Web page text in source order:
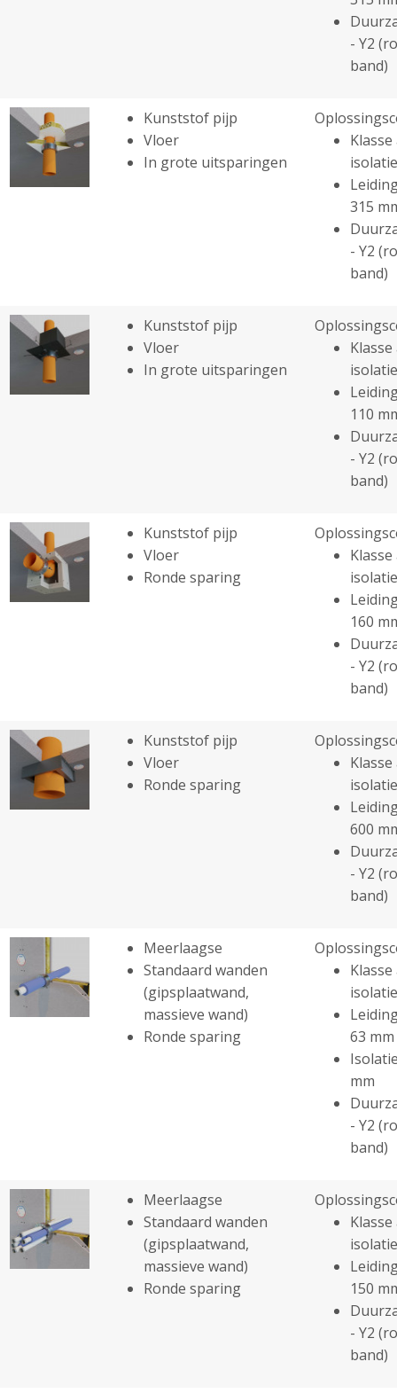
- Y2
band)
Kunststof pijp
Vloer
In grote uitsparingen
315
- Y2
band)
Kunststof pijp
Vloer
In grote uitsparingen
110
- Y2
band)
Kunststof pijp
Vloer
Ronde sparing
160
- Y2
band)
Kunststof pijp
Vloer
Ronde sparing
600
- Y2
band)
Meerlaagse
Standaard wanden
(gipsplaatwand,
massieve wand)
Ronde sparing
63 mm
mm
- Y2
band)
Meerlaagse
Standaard wanden
(gipsplaatwand,
massieve wand)
Ronde sparing
150
- Y2
band)